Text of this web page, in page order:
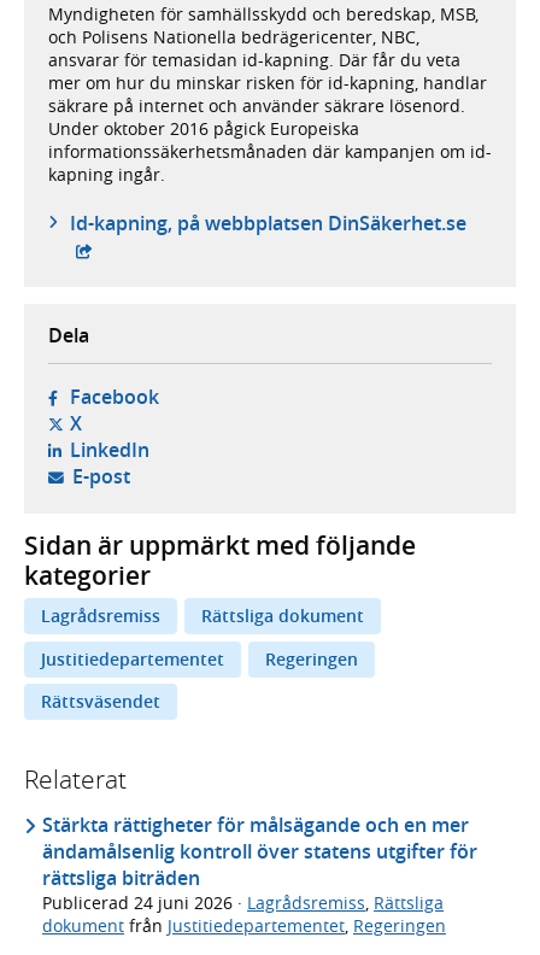
Myndigheten för samhällsskydd och beredskap, MSB,
och Polisens Nationella bedrägericenter, NBC,
ansvarar för temasidan id-kapning. Där får du veta
mer om hur du minskar risken för id-kapning, handlar
säkrare på internet och använder säkrare lösenord.
Under oktober 2016 pågick Europeiska
informationssäkerhetsmånaden där kampanjen om id-
kapning ingår.
Id-kapning, på webbplatsen DinSäkerhet.se-
Dela
Facebook- öppnas i ny flik, extern webbplats,
X- öppnas i ny flik, extern webbplats,
LinkedIn- öppnas i ny flik, extern webbplats,
E-post- öppnar din e-postklient,
Sidan är uppmärkt med följande
kategorier
Lagrådsremiss
Rättsliga dokument
Justitiedepartementet
Regeringen
Rättsväsendet
Relaterat
Stärkta rättigheter för målsägande och en mer
ändamålsenlig kontroll över statens utgifter för
rättsliga biträden
Publicerad 24 juni 2026 · Lagrådsremiss, Rättsliga
dokument från Justitiedepartementet, Regeringen